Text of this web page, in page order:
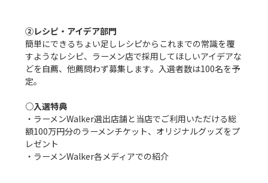
②レシピ・アイデア部門
簡単にできるちょい足しレシピからこれまでの常識を覆
すようなレシピ、ラーメン店で採用してほしいアイデアな
どを自薦、他薦問わず募集します。入選者数は100名を予
定。
○入選特典
・ラーメンWalker選出店舗と当店でご利用いただける総
額100万円分のラーメンチケット、オリジナルグッズをプ
レゼント
・ラーメンWalker各メディアでの紹介